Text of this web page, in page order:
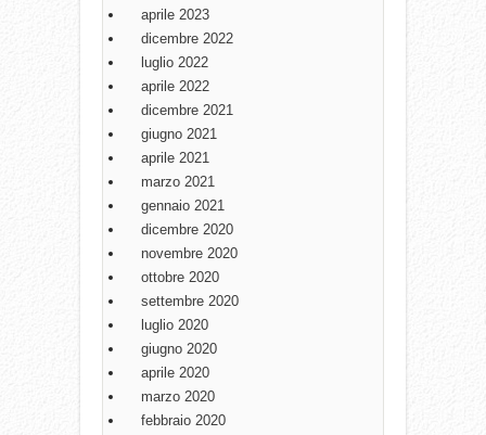
aprile 2023
dicembre 2022
luglio 2022
aprile 2022
dicembre 2021
giugno 2021
aprile 2021
marzo 2021
gennaio 2021
dicembre 2020
novembre 2020
ottobre 2020
settembre 2020
luglio 2020
giugno 2020
aprile 2020
marzo 2020
febbraio 2020